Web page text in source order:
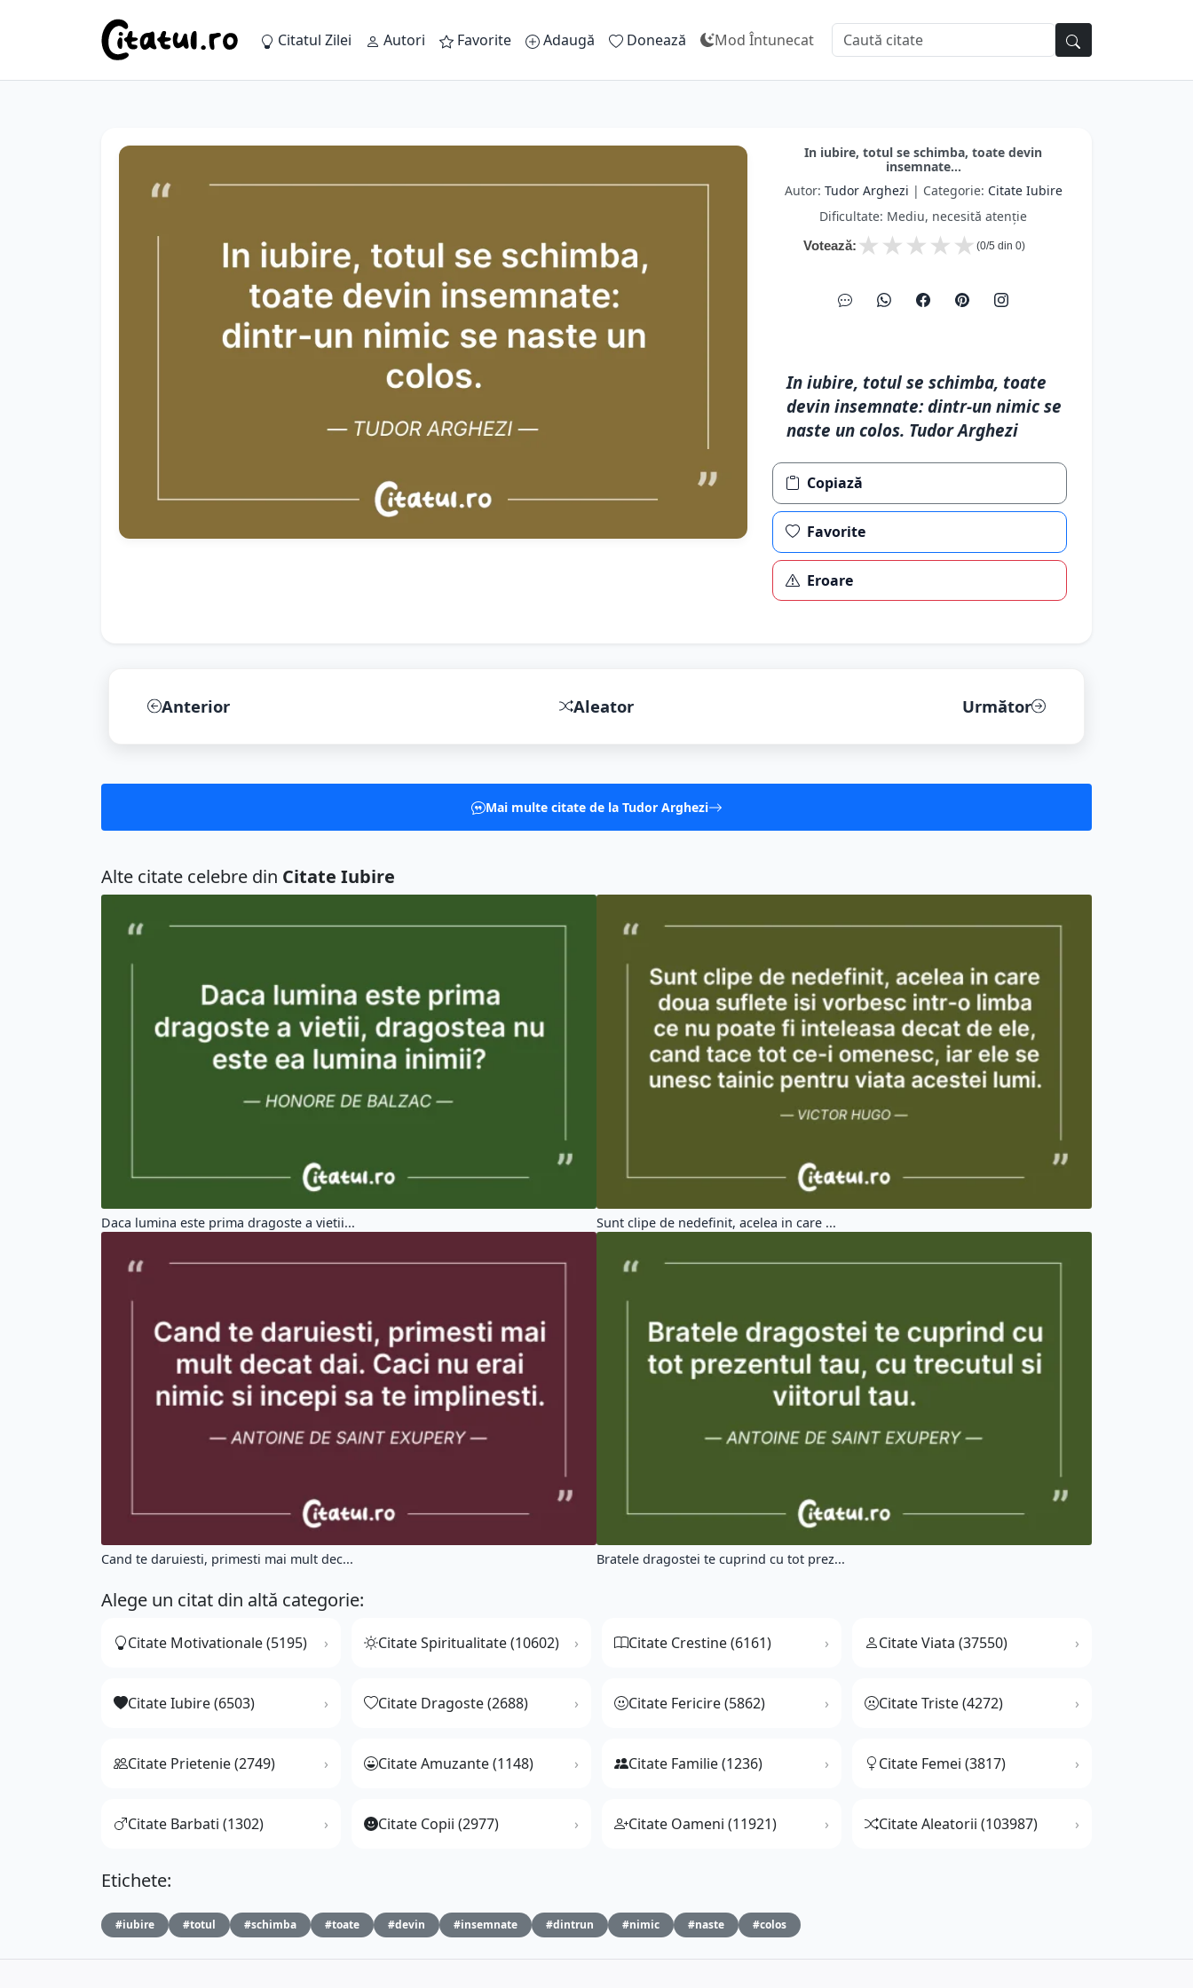
Citatul Zilei Autori Favorite Adaugă Donează Mod Întunecat
In iubire, totul se schimba, toate devin
insemnate...
Autor: Tudor Arghezi | Categorie: Citate Iubire
Dificultate: Mediu, necesită atenție
Votează: ★
★
★
★
★ (0/5 din 0)
In iubire, totul se schimba, toate
devin insemnate: dintr-un nimic se
naste un colos. Tudor Arghezi
Copiază
Favorite
Eroare
Anterior Aleator Următor
Mai multe citate de la Tudor Arghezi
Alte citate celebre din Citate Iubire
Daca lumina este prima dragoste a vietii... Sunt clipe de nedefinit, acelea in care ...
Cand te daruiesti, primesti mai mult dec... Bratele dragostei te cuprind cu tot prez...
Alege un citat din altă categorie:
Citate Motivationale (5195) Citate Spiritualitate (10602) Citate Crestine (6161) Citate Viata (37550)
Citate Iubire (6503) Citate Dragoste (2688) Citate Fericire (5862) Citate Triste (4272)
Citate Prietenie (2749) Citate Amuzante (1148) Citate Familie (1236) Citate Femei (3817)
Citate Barbati (1302) Citate Copii (2977) Citate Oameni (11921) Citate Aleatorii (103987)
Etichete:
#iubire #totul #schimba #toate #devin #insemnate #dintrun #nimic #naste #colos